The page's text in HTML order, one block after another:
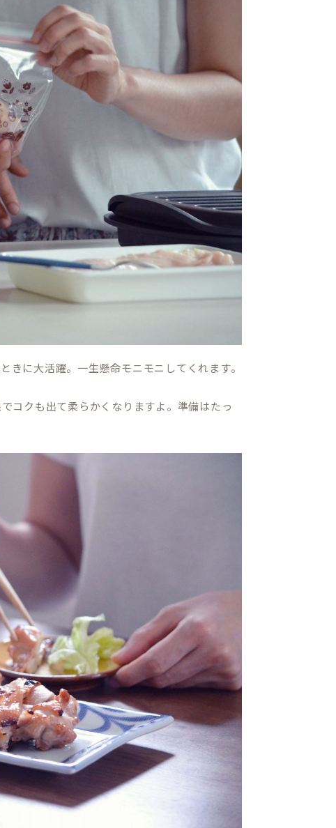
に大活躍。一生懸命モニモニしてくれます。
コクも出て柔らかくなりますよ。準備はたっ